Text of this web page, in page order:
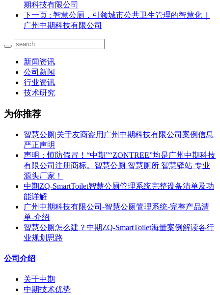
期科技有限公司
下一页 : 智慧公厕，引领城市公共卫生管理的智慧化｜
广州中期科技有限公司
新闻资讯
公司新闻
行业资讯
技术研究
为你推荐
智慧公厕|关于友商盗用广州中期科技有限公司案例信息
严正声明
声明：慎防假冒！“中期”“ZONTREE”均是广州中期科技
有限公司注册商标。智慧公厕 智慧厕所 智慧驿站 专业
源头厂家！
中期ZQ-SmartToilet智慧公厕管理系统完整设备清单及功
能详解
广州中期科技有限公司-智慧公厕管理系统-完整产品清
单-介绍
智慧公厕怎么建？中期ZQ-SmartToilet海量案例解读各行
业规划思路
公司介绍
关于中期
中期技术优势